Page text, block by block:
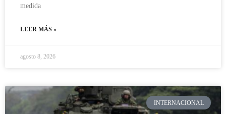
medida
LEER MÁS »
agosto 8, 2026
INTERNACIONAL